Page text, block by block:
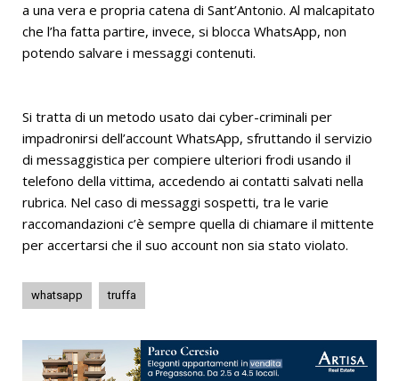
a una vera e propria catena di Sant’Antonio. Al malcapitato
che l’ha fatta partire, invece, si blocca WhatsApp, non
potendo salvare i messaggi contenuti.
Si tratta di un metodo usato dai cyber-criminali per
impadronirsi dell’account WhatsApp, sfruttando il servizio
di messaggistica per compiere ulteriori frodi usando il
telefono della vittima, accedendo ai contatti salvati nella
rubrica. Nel caso di messaggi sospetti, tra le varie
raccomandazioni c’è sempre quella di chiamare il mittente
per accertarsi che il suo account non sia stato violato.
whatsapp truffa